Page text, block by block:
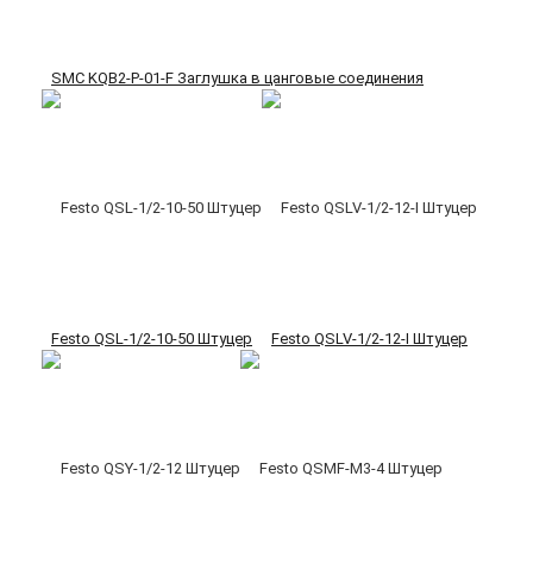
SMC KQB2-P-01-F Заглушка в цанговые соединения
Festo QSL-1/2-10-50 Штуцер Festo QSLV-1/2-12-I Штуцер